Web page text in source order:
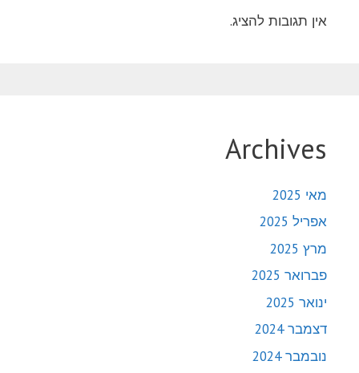
Archives
מאי 2025
אפריל 2025
מרץ 2025
פברואר 2025
ינואר 2025
דצמבר 2024
נובמבר 2024
אין תגובות להציג.